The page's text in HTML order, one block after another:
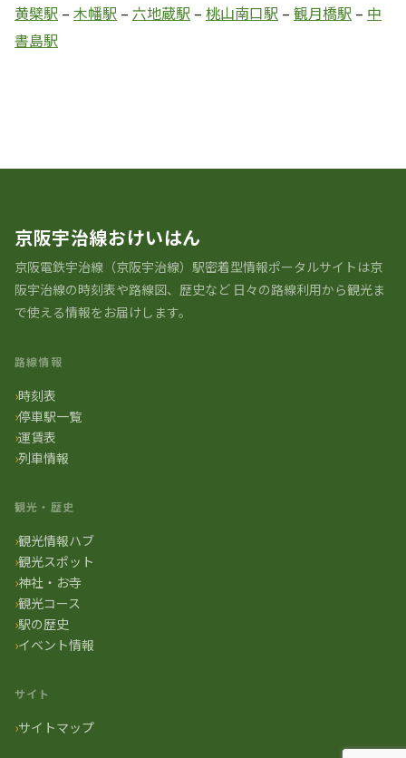
黄檗駅 – 木幡駅 – 六地蔵駅 – 桃山南口駅 – 観月橋駅 – 中
書島駅
京阪宇治線おけいはん
京阪電鉄宇治線（京阪宇治線）駅密着型情報ポータルサイトは京
阪宇治線の時刻表や路線図、歴史など 日々の路線利用から観光ま
で使える情報をお届けします。
路線情報
時刻表
停車駅一覧
運賃表
列車情報
観光・歴史
観光情報ハブ
観光スポット
神社・お寺
観光コース
駅の歴史
イベント情報
サイト
サイトマップ